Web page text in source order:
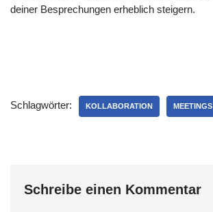
deiner Besprechungen erheblich steigern.
Schlagwörter: KOLLABORATION MEETINGS
Schreibe einen Kommentar